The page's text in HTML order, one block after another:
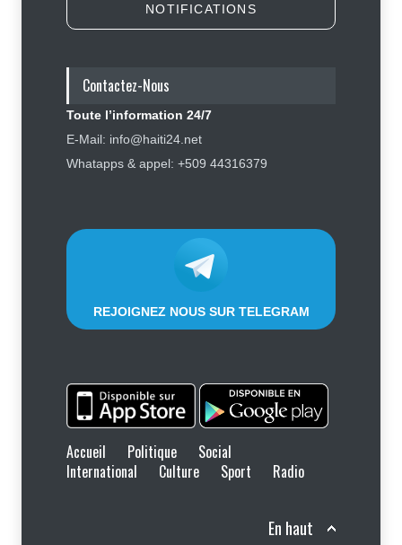
Police nationale : les divisions
Affaire Jovenel Moïse : peur
d’affronter la justice, Jean Monard
NOTIFICATIONS
Contactez-Nous
Toute l’information 24/7
E-Mail: info@haiti24.net
Whatapps & appel: +509 44316379
REJOIGNEZ NOUS SUR TELEGRAM
Accueil Politique
Social
International
Culture Sport Radio
En haut